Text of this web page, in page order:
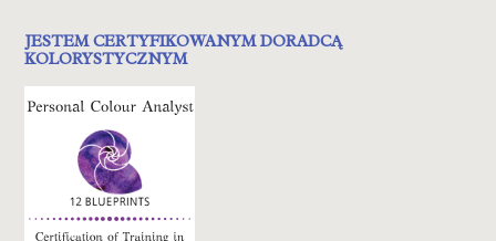
JESTEM CERTYFIKOWANYM DORADCĄ
KOLORYSTYCZNYM